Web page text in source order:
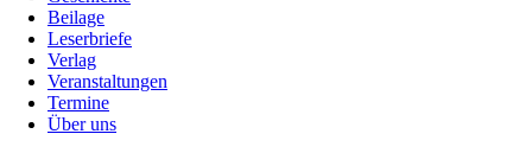
Beilage
Leserbriefe
Verlag
Veranstaltungen
Termine
Über uns